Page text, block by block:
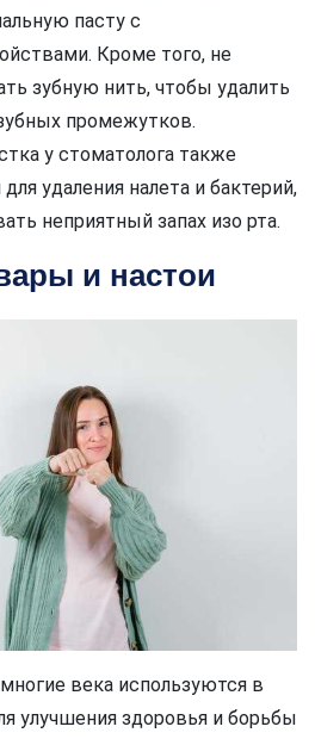
пасту с
Кроме того, не
зубную нить, чтобы удалить
промежутков.
у стоматолога также
удаления налета и бактерий,
неприятный запах изо рта.
и настои
века используются в
улучшения здоровья и борьбы